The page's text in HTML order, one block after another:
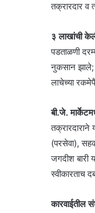
तक्रारदार व
३ लाखांची
पडताळणी
नुकसान झाले;
लाचेच्या
बी.जे.
तक्रारदाराने
(परसेवा),
जगदीश बारी
स्वीकारताच
कारवाईतील